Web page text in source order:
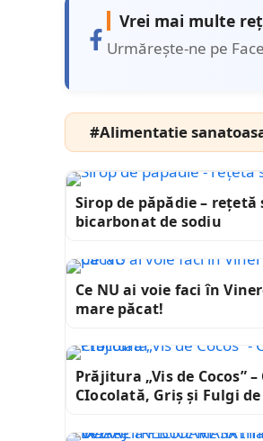
Vrei mai multe
Urmărește-ne pe
#Alimentatie
Sirop de păpădie – rețetă
bicarbonat de sodiu
Ce NU ai voie faci în
mare păcat!
Prăjitura „Vis de Cocos”
CIocolată, Griș și Fulgi de